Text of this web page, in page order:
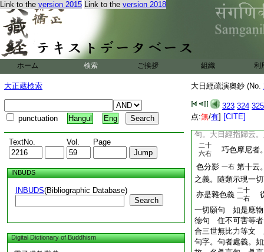
Link to the version 2015 Link to the version 2018
ホーム 検索 ご挨拶 組織 利
大正蔵検索
punctuation Hangul Eng
TextNo. Vol. Page
INBUDS
INBUDS(Bibliographic Database)
Search
Digital Dictionary of Buddhism
大日經疏演奧鈔 (No.
323 324 325
点:無/有] [CITE]
相。語輪相者。舌
輪相。即依主釋意
觀我語輪境界。廣
界。其長云何竪窮
此解釋意則以廣長
2
前已開示等者
羅也。是約普門身
曼荼羅也 如如意
句。大日經指歸云
二十
六右
巧色摩尼者
色分影 一右 第十云
之義。隨類示現一
亦是雜色義 二十
一右
一切願句 如是應物
徳句 住不可害等者
合三世無比力等文
句字。句者處義。